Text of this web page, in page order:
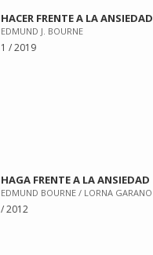
HACER FRENTE A LA ANSIEDAD
EDMUND J. BOURNE
1 / 2019
HAGA FRENTE A LA ANSIEDAD
EDMUND BOURNE / LORNA GARANO
/ 2012